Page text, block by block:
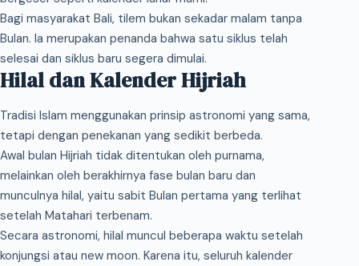
Bagi masyarakat Bali, tilem bukan sekadar malam tanpa
Bulan. Ia merupakan penanda bahwa satu siklus telah
selesai dan siklus baru segera dimulai.
Hilal dan Kalender Hijriah
Tradisi Islam menggunakan prinsip astronomi yang sama,
tetapi dengan penekanan yang sedikit berbeda.
Awal bulan Hijriah tidak ditentukan oleh purnama,
melainkan oleh berakhirnya fase bulan baru dan
munculnya hilal, yaitu sabit Bulan pertama yang terlihat
setelah Matahari terbenam.
Secara astronomi, hilal muncul beberapa waktu setelah
konjungsi atau new moon. Karena itu, seluruh kalender